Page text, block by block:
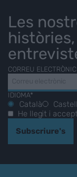
Les
CORREU ELECTRÒNIC
IDIOMA*
Català
He llegit i
Subscriure's